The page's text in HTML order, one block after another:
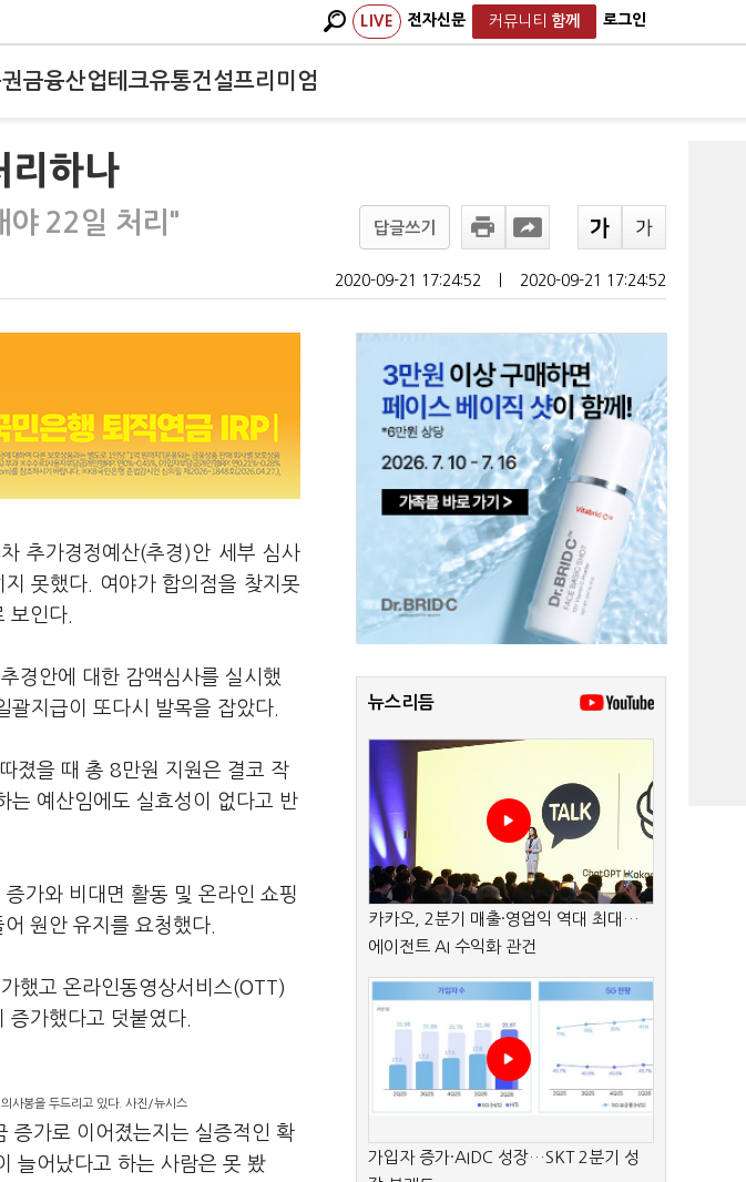
LIVE 전자신문 커뮤니티 함께 로그인
금융산업테크유통건설프리미엄
하나
야 22일 처리" 답글쓰기
2020-09-21 17:24:52 2020-09-21 17:24:52
추가경정예산(추경)안 세부 심사
못했다. 여야가 합의점을 찾지못
보인다.
경안에 대한 감액심사를 실시했
지급이 또다시 발목을 잡았다.
졌을 때 총 8만원 지원은 결코 작
는 예산임에도 실효성이 없다고 반
가와 비대면 활동 및 온라인 쇼핑
원안 유지를 요청했다.
했고 온라인동영상서비스(OTT)
가했다고 덧붙였다.
사봉을 두드리고 있다. 사진/뉴시스
증가로 이어졌는지는 실증적인 확
늘어났다고 하는 사람은 못 봤
뉴스리듬
카카오, 2분기 매출·영업익 역대 최대…
에이전트 AI 수익화 관건
가입자 증가·AIDC 성장…SKT 2분기 성